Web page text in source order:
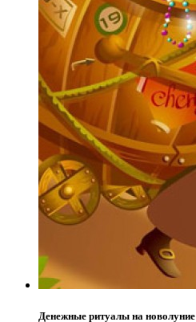
Денежные ритуалы на новолуние